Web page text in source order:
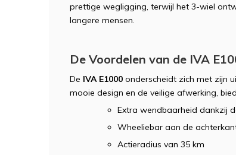
prettige wegligging, terwijl het 3-wiel
langere mensen.
De Voordelen van de IVA
De IVA E1000 onderscheidt zich met zijn
mooie design en de veilige afwerking,
Extra wendbaarheid dankzij
Wheeliebar aan de
Actieradius van 35 km